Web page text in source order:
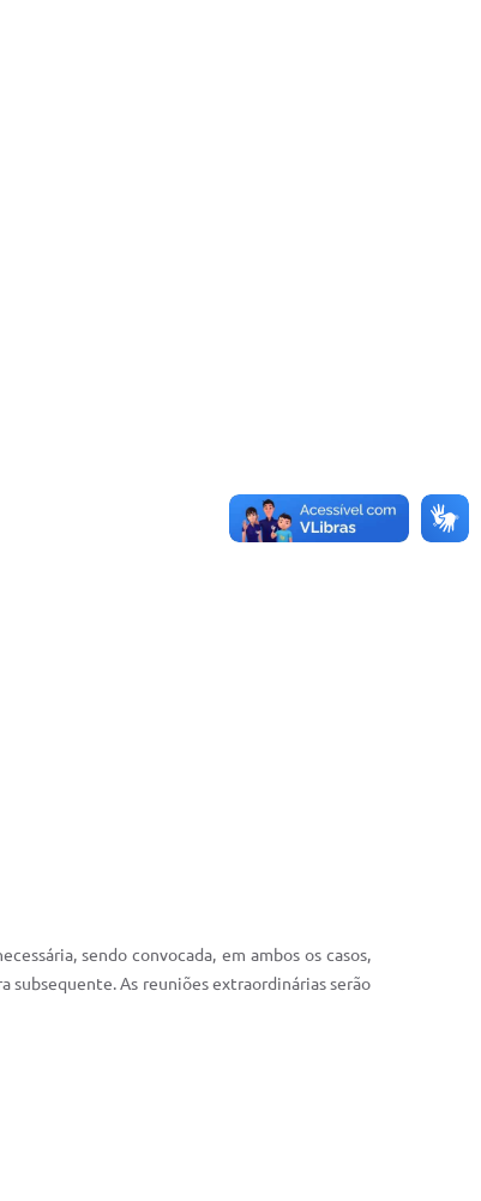
sendo convocada, em ambos os casos,
subsequente. As reuniões extraordinárias serão